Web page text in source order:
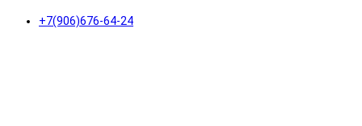
+7(906)676-64-24